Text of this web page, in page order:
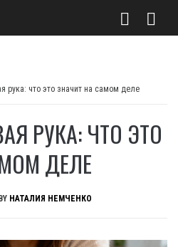
рука: что это значит на самом деле
РУКА: ЧТО ЭТО
ДЕЛЕ
BY НАТАЛИЯ НЕМЧЕНКО